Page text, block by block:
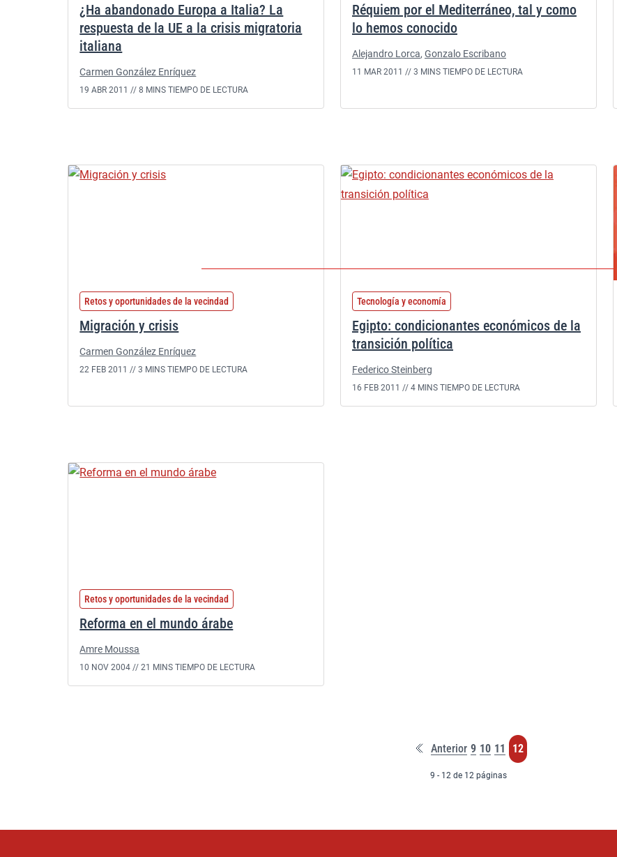
¿Ha abandonado Europa a Italia? La
respuesta de la UE a la crisis migratoria
italiana
Carmen González Enríquez
19 ABR 2011 //8 MINS TIEMPO DE LECTURA
Réquiem por el Mediterráneo, tal y como
lo hemos conocido
Alejandro Lorca, Gonzalo Escribano
11 MAR 2011 // 3 MINS TIEMPO DE LECTURA
Retos y oportunidades de la vecindad
Migración y crisis
Carmen González Enríquez
22 FEB 2011 //3 MINS TIEMPO DE LECTURA
Tecnología y economía
Egipto: condicionantes económicos de la
transición política
Federico Steinberg
16 FEB 2011 // 4 MINS TIEMPO DE LECTURA
Retos y oportunidades de la vecindad
Reforma en el mundo árabe
Amre Moussa
10 NOV 2004 //21 MINS TIEMPO DE LECTURA
Primera
página
Anterior Página
9 Página
10 Página
11 Página
12
9 - 12 de 12 páginas